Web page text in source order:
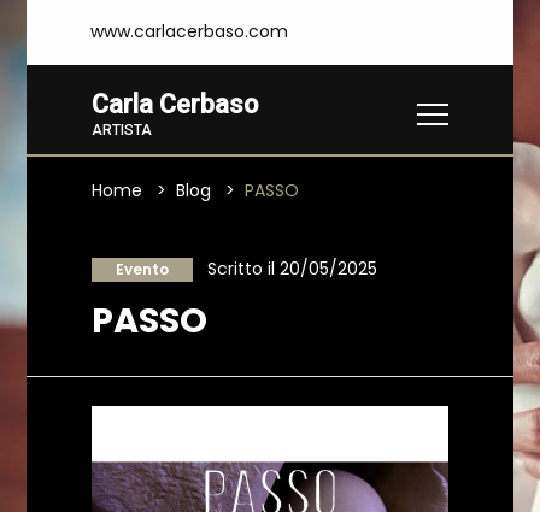
www.carlacerbaso.com
Carla Cerbaso
ARTISTA
Home Blog PASSO
Evento Scritto il 20/05/2025
PASSO